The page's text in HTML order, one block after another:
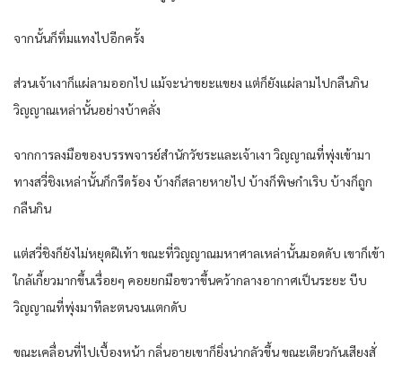
จากนั้นก็ทิ่มแทงไปอีกครั้ง
ส่วนเจ้าเงาก็แผ่ลามออกไป แม้จะน่าขยะแขยง แต่ก็ยังแผ่ลามไปกลืนกิน
วิญญาณเหล่านั้นอย่างบ้าคลั่ง
จากการลงมือของบรรพจารย์สำนักวัชระและเจ้าเงา วิญญาณที่พุ่งเข้ามา
ทางสวี่ชิงเหล่านั้นก็กรีดร้อง บ้างก็สลายหายไป บ้างก็พิษกำเริบ บ้างก็ถูก
กลืนกิน
แต่สวี่ชิงก็ยังไม่หยุดฝีเท้า ขณะที่วิญญาณมหาศาลเหล่านั้นมอดดับ เขาก็เข้า
ใกล้เกี้ยวมากขึ้นเรื่อยๆ คอยยกมือขวาขึ้นคว้ากลางอากาศเป็นระยะ บีบ
วิญญาณที่พุ่งมาทีละตนจนแตกดับ
ขณะเคลื่อนที่ไปเบื้องหน้า กลิ่นอายเขาก็ยิ่งน่ากลัวขึ้น ขณะเดียวกันเสียงสั่